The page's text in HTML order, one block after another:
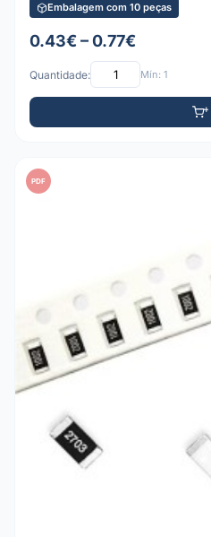
Embalagem com 10 peças
0.43€ – 0.77€
Quantidade: Mín: 1
PDF